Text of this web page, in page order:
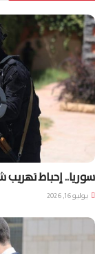
سوريا.. إحباط تهريب
يوليو 16, 2026